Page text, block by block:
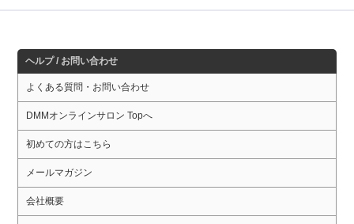
ヘルプ / お問い合わせ
よくある質問・お問い合わせ
DMMオンラインサロン Topへ
初めての方はこちら
メールマガジン
会社概要